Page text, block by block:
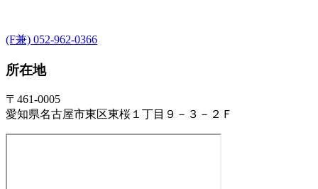
(F兼) 052-962-0366
所在地
〒461-0005
愛知県名古屋市東区東桜１丁目９－３－２Ｆ